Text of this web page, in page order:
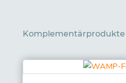
Komplementärprodukte